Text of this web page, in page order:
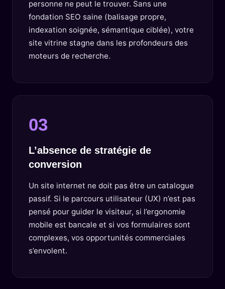
personne ne peut le trouver. Sans une
fondation SEO saine (balisage propre,
indexation soignée, sémantique ciblée), votre
site vitrine stagne dans les profondeurs des
moteurs de recherche.
03
L’absence de stratégie de
conversion
Un site internet ne doit pas être un catalogue
passif. Si le parcours utilisateur (UX) n’est pas
pensé pour guider le visiteur, si l’ergonomie
mobile est bancale et si vos formulaires sont
complexes, vos opportunités commerciales
s’envolent.